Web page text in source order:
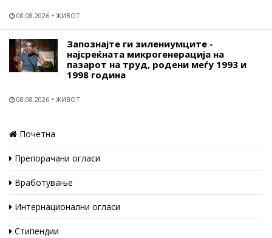
08.08.2026 ЖИВОТ
Запознајте ги зилениумците -
најсреќната микрогенерација на
пазарот на труд, родени меѓу 1993 и
1998 година
08.08.2026 ЖИВОТ
Почетна
Препорачани огласи
Вработување
Интернационални огласи
Стипендии